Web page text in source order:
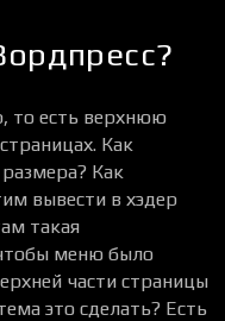
то есть верхнюю
Как
Как
вывести в хэдер
такая
меню было
части страницы
это сделать? Есть